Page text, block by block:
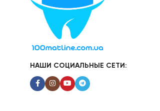
НАШИ СОЦИАЛЬНЫЕ СЕТИ: